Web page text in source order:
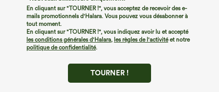
En cliquant sur "TOURNER !", vous acceptez de recevoir des e-
mails promotionnels d'Halara. Vous pouvez vous désabonner à
tout moment.
En cliquant sur "TOURNER !", vous indiquez avoir lu et accepté
les conditions générales d'Halara, les règles de l'activitéet notre
politique de confidentialité.
TOURNER !